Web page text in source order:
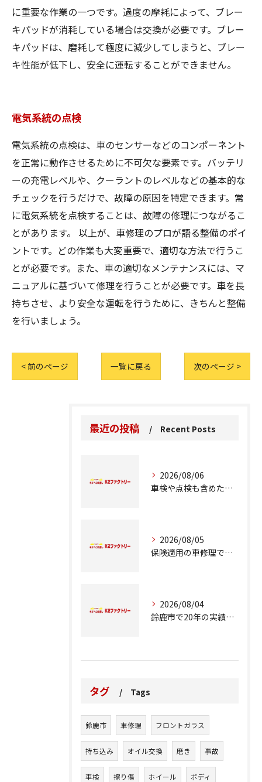
に重要な作業の一つです。過度の摩耗によって、ブレー
キパッドが消耗している場合は交換が必要です。ブレー
キパッドは、磨耗して極度に減少してしまうと、ブレー
キ性能が低下し、安全に運転することができません。
電気系統の点検
電気系統の点検は、車のセンサーなどのコンポーネント
を正常に動作させるために不可欠な要素です。バッテリ
ーの充電レベルや、クーラントのレベルなどの基本的な
チェックを行うだけで、故障の原因を特定できます。常
に電気系統を点検することは、故障の修理につながるこ
とがあります。 以上が、車修理のプロが語る整備のポイ
ントです。どの作業も大変重要で、適切な方法で行うこ
とが必要です。また、車の適切なメンテナンスには、マ
ニュアルに基づいて修理を行うことが必要です。車を長
持ちさせ、より安全な運転を行うために、きちんと整備
を行いましょう。
< 前のページ 一覧に戻る 次のページ >
最近の投稿 Recent Posts
2026/08/06
車検や点検も含めた車修理の重要ポイント解説
2026/08/05
保険適用の車修理で知っておくべきポイント
2026/08/04
鈴鹿市で20年の実績が語る車修理のこだわり
タグ Tags
鈴鹿市 車修理 フロントガラス
持ち込み オイル交換 磨き 事故
車検 擦り傷 ホイール ボディ